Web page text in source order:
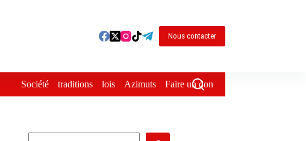
Nous contacter
Société traditions lois Azimuts Faire un don